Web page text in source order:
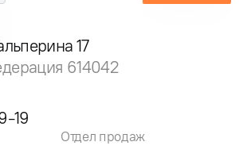
17
614042
19
Отдел продаж